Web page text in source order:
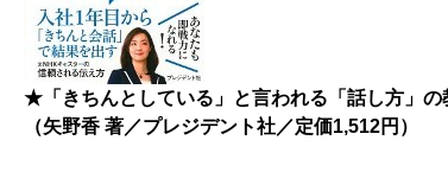
★「きちんとしている」と言われる「話し方」の
（矢野香 著／プレジデント社／定価1,512円）